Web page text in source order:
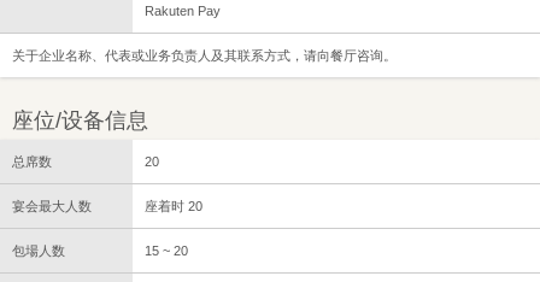
Rakuten Pay
关于企业名称、代表或业务负责人及其联系方式，请向餐厅咨询。
座位/设备信息
总席数 20
宴会最大人数 座着时 20
包場人数 15 ~ 20